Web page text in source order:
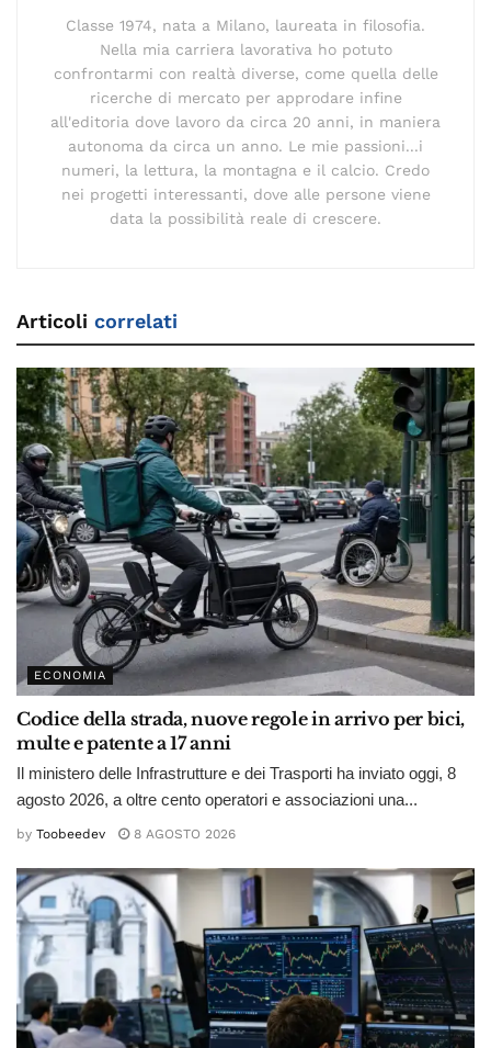
Classe 1974, nata a Milano, laureata in filosofia.
Nella mia carriera lavorativa ho potuto
confrontarmi con realtà diverse, come quella delle
ricerche di mercato per approdare infine
all'editoria dove lavoro da circa 20 anni, in maniera
autonoma da circa un anno. Le mie passioni...i
numeri, la lettura, la montagna e il calcio. Credo
nei progetti interessanti, dove alle persone viene
data la possibilità reale di crescere.
Articoli correlati
ECONOMIA
Codice della strada, nuove regole in arrivo per bici,
multe e patente a 17 anni
Il ministero delle Infrastrutture e dei Trasporti ha inviato oggi, 8
agosto 2026, a oltre cento operatori e associazioni una...
by Toobeedev 8 AGOSTO 2026